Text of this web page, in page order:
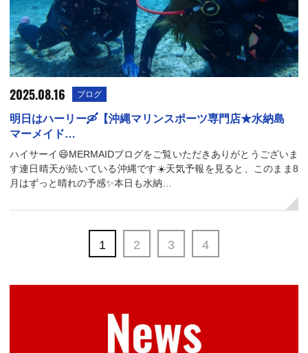
2025.08.16 ブログ
明日はハーリー🛶【沖縄マリンスポーツ専門店★水納島
マーメイド…
ハイサーイ😄MERMAIDブログをご覧いただきありがとうございま
す連日晴天が続いている沖縄です☀️天気予報を見ると、このまま8
月はずっと晴れの予感✨本日も水納…
1 2 3 4